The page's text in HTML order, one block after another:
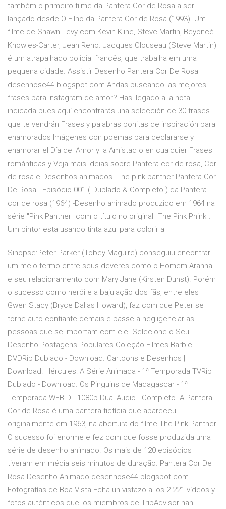
também o primeiro filme da Pantera Cor-de-Rosa a ser
lançado desde O Filho da Pantera Cor-de-Rosa (1993). Um
filme de Shawn Levy com Kevin Kline, Steve Martin, Beyoncé
Knowles-Carter, Jean Reno. Jacques Clouseau (Steve Martin)
é um atrapalhado policial francês, que trabalha em uma
pequena cidade. Assistir Desenho Pantera Cor De Rosa
desenhose44.blogspot.com Andas buscando las mejores
frases para Instagram de amor? Has llegado a la nota
indicada pues aquí encontrarás una selección de 30 frases
que te vendrán Frases y palabras bonitas de inspiración para
enamorados Imágenes con poemas para declararse y
enamorar el Día del Amor y la Amistad o en cualquier Frases
románticas y Veja mais ideias sobre Pantera cor de rosa, Cor
de rosa e Desenhos animados. The pink panther Pantera Cor
De Rosa - Episódio 001 ( Dublado & Completo ) da Pantera
cor de rosa (1964) -Desenho animado produzido em 1964 na
série "Pink Panther" com o título no original "The Pink Phink".
Um pintor esta usando tinta azul para colorir a
Sinopse:Peter Parker (Tobey Maguire) conseguiu encontrar
um meio-termo entre seus deveres como o Homem-Aranha
e seu relacionamento com Mary Jane (Kirsten Dunst). Porém
o sucesso como herói e a bajulação dos fãs, entre eles
Gwen Stacy (Bryce Dallas Howard), faz com que Peter se
torne auto-confiante demais e passe a negligenciar as
pessoas que se importam com ele. Selecione o Seu
Desenho Postagens Populares Coleção Filmes Barbie -
DVDRip Dublado - Download. Cartoons e Desenhos |
Download. Hércules: A Série Animada - 1ª Temporada TVRip
Dublado - Download. Os Pinguins de Madagascar - 1ª
Temporada WEB-DL 1080p Dual Audio - Completo. A Pantera
Cor-de-Rosa é uma pantera fictícia que apareceu
originalmente em 1963, na abertura do filme The Pink Panther.
O sucesso foi enorme e fez com que fosse produzida uma
série de desenho animado. Os mais de 120 episódios
tiveram em média seis minutos de duração. Pantera Cor De
Rosa Desenho Animado desenhose44.blogspot.com
Fotografías de Boa Vista Echa un vistazo a los 2 221 vídeos y
fotos auténticos que los miembros de TripAdvisor han